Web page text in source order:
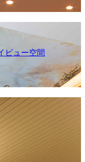
ビュー空間